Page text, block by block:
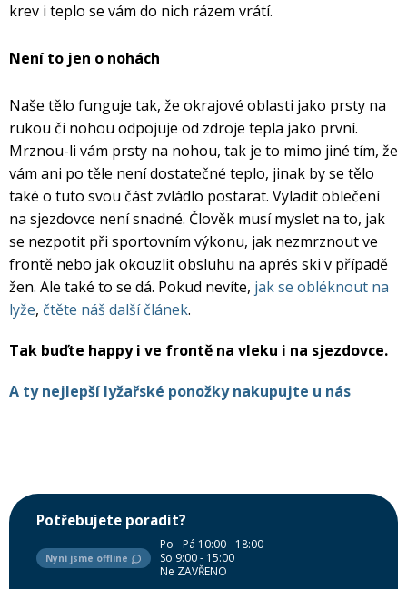
krev i teplo se vám do nich rázem vrátí.
Není to jen o nohách
Naše tělo funguje tak, že okrajové oblasti jako prsty na
rukou či nohou odpojuje od zdroje tepla jako první.
Mrznou-li vám prsty na nohou, tak je to mimo jiné tím, že
vám ani po těle není dostatečné teplo, jinak by se tělo
také o tuto svou část zvládlo postarat. Vyladit oblečení
na sjezdovce není snadné. Člověk musí myslet na to, jak
se nezpotit při sportovním výkonu, jak nezmrznout ve
frontě nebo jak okouzlit obsluhu na aprés ski v případě
žen. Ale také to se dá. Pokud nevíte, jak se obléknout na
lyže, čtěte náš další článek.
Tak buďte happy i ve frontě na vleku i na sjezdovce.
A ty nejlepší lyžařské ponožky nakupujte u nás
Potřebujete poradit?
Nyní jsme offline
Po - Pá 10:00 - 18:00
So 9:00 - 15:00
Ne ZAVŘENO